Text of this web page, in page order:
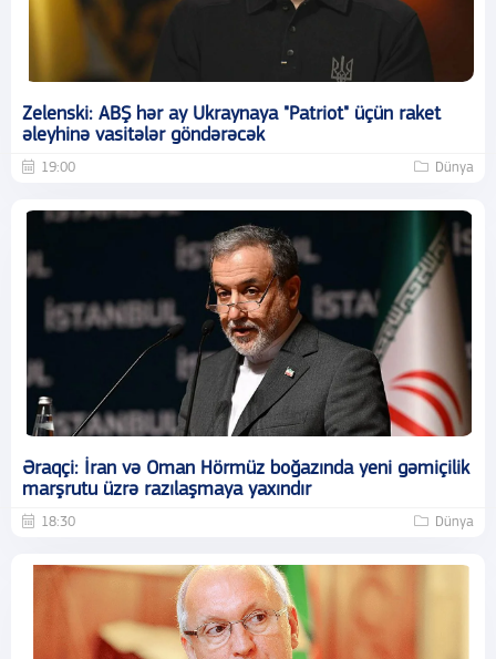
Zelenski: ABŞ hər ay Ukraynaya "Patriot" üçün raket
əleyhinə vasitələr göndərəcək
19:00 Dünya
Əraqçi: İran və Oman Hörmüz boğazında yeni gəmiçilik
marşrutu üzrə razılaşmaya yaxındır
18:30 Dünya